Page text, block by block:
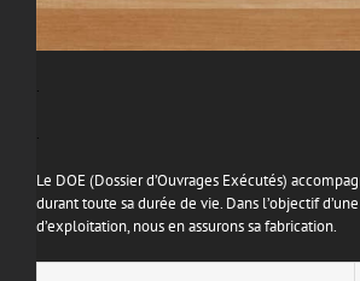
.
.
Le DOE (Dossier d’Ouvrages Exécutés)
durant toute sa durée de vie. Dans l’objectif
d’exploitation, nous en assurons sa fabrication.